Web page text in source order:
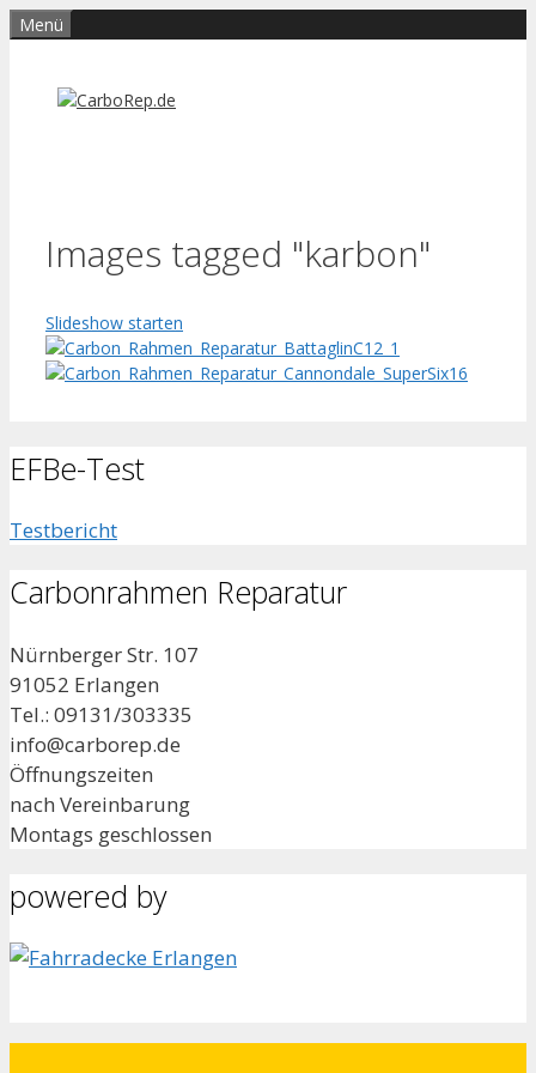
Zum
Inhalt
Menü
Images tagged "karbon"
Slideshow starten
EFBe-Test
Testbericht
Carbonrahmen Reparatur
Nürnberger Str. 107
91052 Erlangen
Tel.: 09131/303335
info@carborep.de
Öffnungszeiten
nach Vereinbarung
Montags geschlossen
powered by